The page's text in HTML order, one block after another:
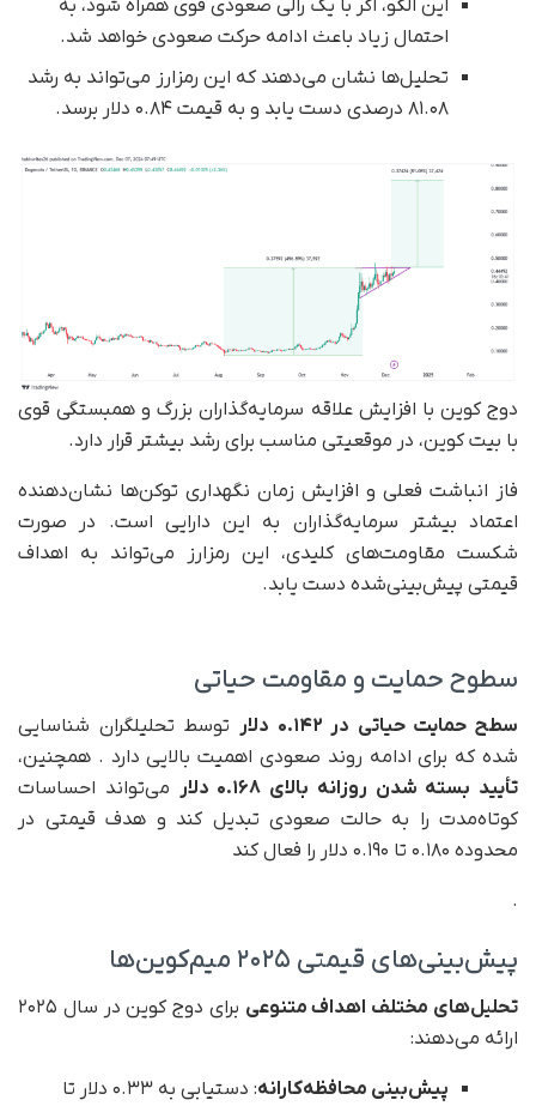
این الگو، اگر با یک رالی صعودی قوی همراه شود، به
احتمال زیاد باعث ادامه حرکت صعودی خواهد شد.
تحلیل‌ها نشان می‌دهند که این رمزارز می‌تواند به رشد
۸۱.۰۸ درصدی دست یابد و به قیمت ۰.۸۴ دلار برسد.
دوج کوین با افزایش علاقه سرمایه‌گذاران بزرگ و همبستگی قوی
با بیت کوین، در موقعیتی مناسب برای رشد بیشتر قرار دارد.
فاز انباشت فعلی و افزایش زمان نگهداری توکن‌ها نشان‌دهنده
اعتماد بیشتر سرمایه‌گذاران به این دارایی است. در صورت
شکست مقاومت‌های کلیدی، این رمزارز می‌تواند به اهداف
قیمتی پیش‌بینی‌شده دست یابد.
سطوح حمایت و مقاومت حیاتی
سطح حمایت حیاتی در ۰.۱۴۲ دلار
توسط تحلیلگران شناسایی
شده که برای ادامه روند صعودی اهمیت بالایی دارد . همچنین،
تأیید بسته شدن روزانه بالای ۰.۱۶۸ دلار
می‌تواند احساسات
کوتاه‌مدت را به حالت صعودی تبدیل کند و هدف قیمتی در
محدوده ۰.۱۸۰ تا ۰.۱۹۰ دلار را فعال کند
.
پیش‌بینی‌های قیمتی ۲۰۲۵ میم‌کوین‌ها
تحلیل‌های مختلف اهداف متنوعی
برای دوج کوین در سال ۲۰۲۵
ارائه می‌دهند:
پیش‌بینی محافظه‌کارانه
: دستیابی به ۰.۳۳ دلار تا